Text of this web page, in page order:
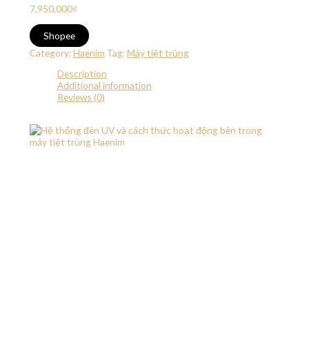
7,950,000₫
Shopee
Category:Haenim Tag:Máy tiệt trùng
Description
Additional information
Reviews (0)